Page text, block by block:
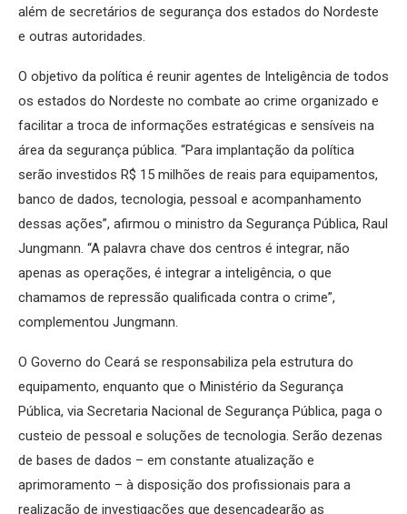
além de secretários de segurança dos estados do Nordeste
e outras autoridades.
O objetivo da política é reunir agentes de Inteligência de todos
os estados do Nordeste no combate ao crime organizado e
facilitar a troca de informações estratégicas e sensíveis na
área da segurança pública. “Para implantação da política
serão investidos R$ 15 milhões de reais para equipamentos,
banco de dados, tecnologia, pessoal e acompanhamento
dessas ações”, afirmou o ministro da Segurança Pública, Raul
Jungmann. “A palavra chave dos centros é integrar, não
apenas as operações, é integrar a inteligência, o que
chamamos de repressão qualificada contra o crime”,
complementou Jungmann.
O Governo do Ceará se responsabiliza pela estrutura do
equipamento, enquanto que o Ministério da Segurança
Pública, via Secretaria Nacional de Segurança Pública, paga o
custeio de pessoal e soluções de tecnologia. Serão dezenas
de bases de dados – em constante atualização e
aprimoramento – à disposição dos profissionais para a
realização de investigações que desencadearão as